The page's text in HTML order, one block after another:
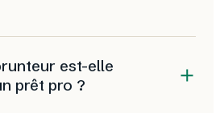
est-elle
prêt pro ?